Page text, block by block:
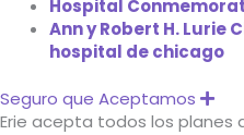
Hospital
Ann y Robert H. Lurie
hospital de chicago
Seguro que Aceptamos
Erie acepta todos los planes